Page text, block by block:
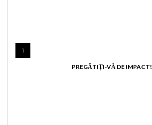
1
PREGĂTIȚI-VĂ DE IMPACT!